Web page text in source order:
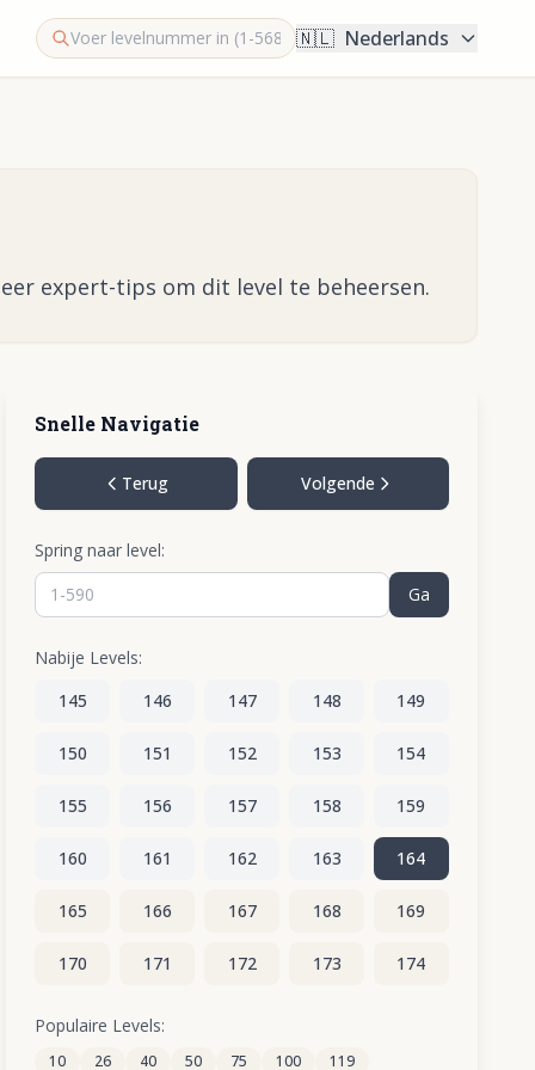
🇳🇱 Nederlands
expert-tips om dit level te beheersen.
Snelle Navigatie
Terug Volgende
Spring naar level:
Ga
Nabije Levels:
145
146 147 148 149
150 151 152 153 154
155 156 157 158 159
160 161 162 163 164
165 166 167 168 169
170 171 172 173 174
175 176
Populaire Levels:
10 26 40 50 75 100 119